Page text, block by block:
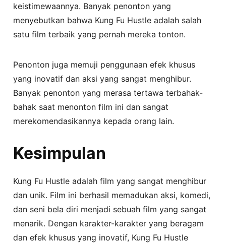
keistimewaannya. Banyak penonton yang
menyebutkan bahwa Kung Fu Hustle adalah salah
satu film terbaik yang pernah mereka tonton.
Penonton juga memuji penggunaan efek khusus
yang inovatif dan aksi yang sangat menghibur.
Banyak penonton yang merasa tertawa terbahak-
bahak saat menonton film ini dan sangat
merekomendasikannya kepada orang lain.
Kesimpulan
Kung Fu Hustle adalah film yang sangat menghibur
dan unik. Film ini berhasil memadukan aksi, komedi,
dan seni bela diri menjadi sebuah film yang sangat
menarik. Dengan karakter-karakter yang beragam
dan efek khusus yang inovatif, Kung Fu Hustle